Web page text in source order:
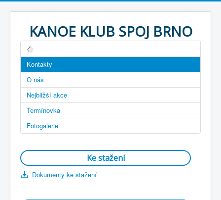
KANOE KLUB SPOJ BRNO
Kontakty
O nás
Nejbližší akce
Termínovka
Fotogalerie
Ke stažení
Dokumenty ke stažení